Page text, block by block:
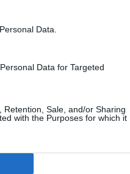
Data.
Data for Targeted
Sale, and/or Sharing
with the Purposes for which it